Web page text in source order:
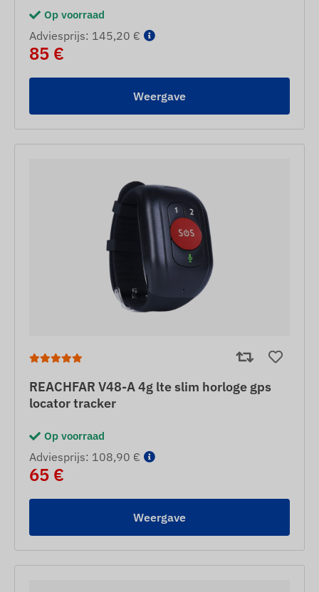
Op voorraad
Adviesprijs: 145,20 €
85 €
Weergave
REACHFAR V48-A 4g lte slim horloge gps
locator tracker
Op voorraad
Adviesprijs: 108,90 €
65 €
Weergave